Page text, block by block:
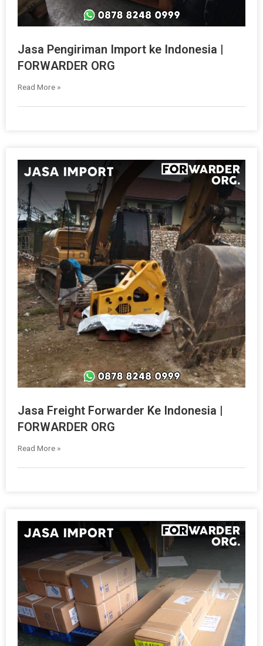
Jasa Pengiriman Import ke Indonesia |
FORWARDER ORG
Read More »
Jasa Freight Forwarder Ke Indonesia |
FORWARDER ORG
Read More »